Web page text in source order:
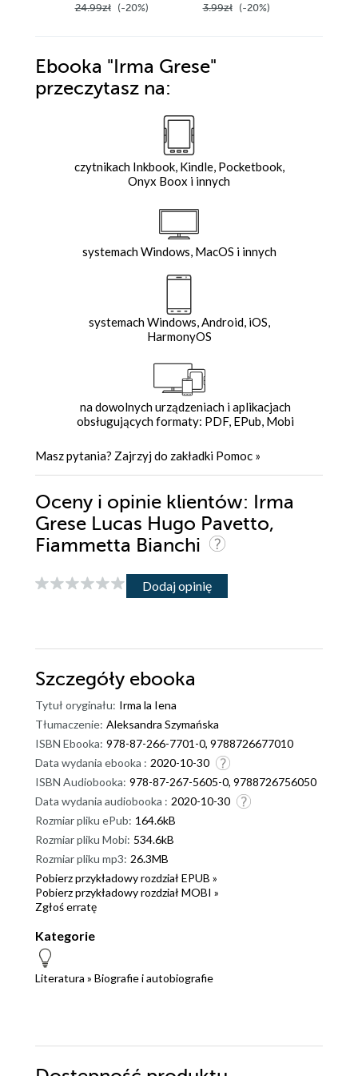
24.99zł (-20%) 3.99zł (-20%)
Ebooka "Irma Grese"
przeczytasz na:
czytnikach Inkbook, Kindle, Pocketbook,
Onyx Boox i innych
systemach Windows, MacOS i innych
systemach Windows, Android, iOS,
HarmonyOS
na dowolnych urządzeniach i aplikacjach
obsługujących formaty: PDF, EPub, Mobi
Masz pytania? Zajrzyj do zakładki Pomoc »
Oceny i opinie klientów: Irma
Grese Lucas Hugo Pavetto,
Fiammetta Bianchi
Dodaj opinię
Szczegóły ebooka
Tytuł oryginału: Irma la Iena
Tłumaczenie: Aleksandra Szymańska
ISBN Ebooka: 978-87-266-7701-0, 9788726677010
Data wydania ebooka : 2020-10-30
ISBN Audiobooka: 978-87-267-5605-0, 9788726756050
Data wydania audiobooka : 2020-10-30
Rozmiar pliku ePub: 164.6kB
Rozmiar pliku Mobi: 534.6kB
Rozmiar pliku mp3: 26.3MB
Pobierz przykładowy rozdział EPUB »
Pobierz przykładowy rozdział MOBI »
Zgłoś erratę
Kategorie
Literatura » Biografie i autobiografie